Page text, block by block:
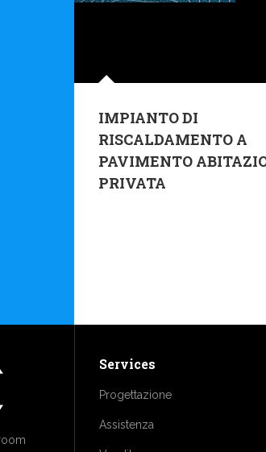
IMPIANTO DI
RISCALDAMENTO A
PAVIMENTO
PRIVATA
Services
Progettazione
Assistenza